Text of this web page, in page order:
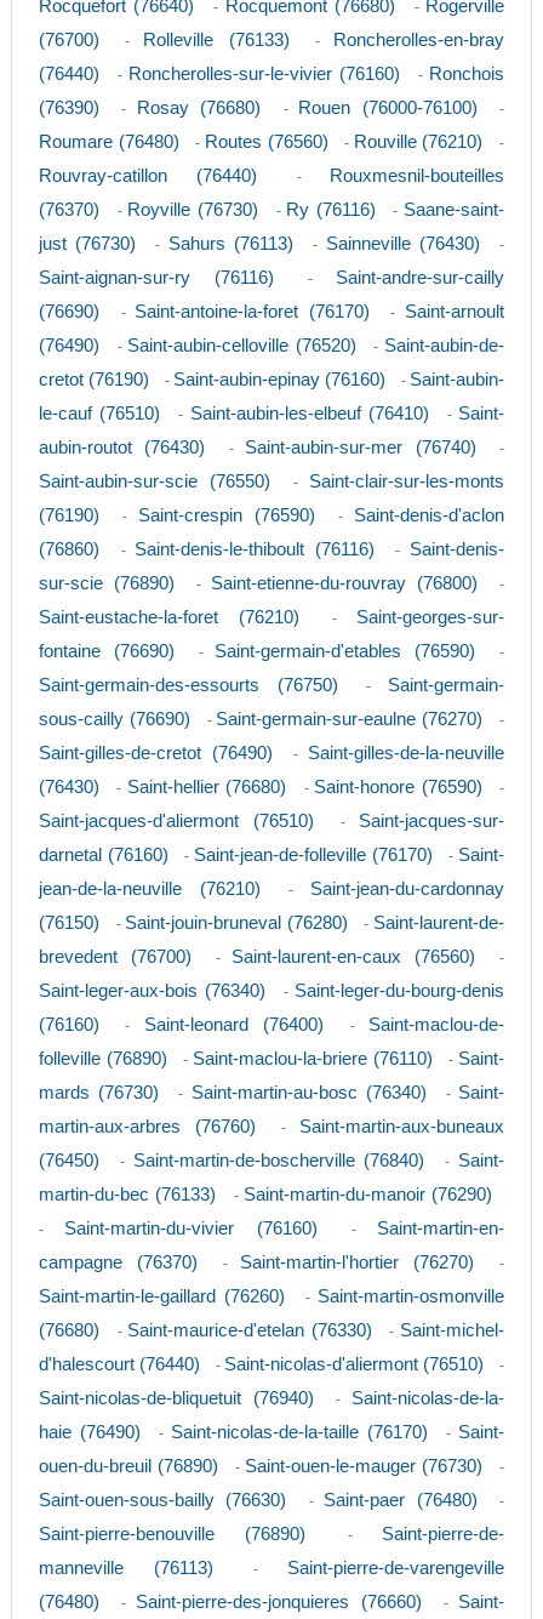
Rocquefort (76640) - Rocquemont (76680) - Rogerville
(76700)
- Rolleville (76133) -
Roncherolles-en-bray
(76440)
- Roncherolles-sur-le-vivier (76160) - Ronchois
(76390)
- Rosay (76680) - Rouen (76000-76100) -
Roumare (76480) - Routes (76560) - Rouville (76210) -
Rouvray-catillon (76440) -
Rouxmesnil-bouteilles
(76370)
- Royville (76730) - Ry (76116) - Saane-saint-
just (76730)
- Sahurs (76113) - Sainneville (76430) -
Saint-aignan-sur-ry (76116) - Saint-andre-sur-cailly
(76690)
- Saint-antoine-la-foret (76170) - Saint-arnoult
(76490)
- Saint-aubin-celloville (76520) - Saint-aubin-de-
cretot (76190)
- Saint-aubin-epinay (76160) - Saint-aubin-
le-cauf (76510)
- Saint-aubin-les-elbeuf (76410) - Saint-
aubin-routot (76430)
- Saint-aubin-sur-mer (76740) -
Saint-aubin-sur-scie (76550) - Saint-clair-sur-les-monts
(76190)
- Saint-crespin (76590) - Saint-denis-d'aclon
(76860)
- Saint-denis-le-thiboult (76116) - Saint-denis-
sur-scie (76890)
- Saint-etienne-du-rouvray (76800) -
Saint-eustache-la-foret (76210) - Saint-georges-sur-
fontaine (76690)
- Saint-germain-d'etables (76590) -
Saint-germain-des-essourts (76750) - Saint-germain-
sous-cailly (76690)
- Saint-germain-sur-eaulne (76270) -
Saint-gilles-de-cretot (76490) - Saint-gilles-de-la-neuville
(76430)
- Saint-hellier (76680) - Saint-honore (76590) -
Saint-jacques-d'aliermont (76510) - Saint-jacques-sur-
darnetal (76160)
- Saint-jean-de-folleville (76170) - Saint-
jean-de-la-neuville (76210)
- Saint-jean-du-cardonnay
(76150)
- Saint-jouin-bruneval (76280) - Saint-laurent-de-
brevedent (76700)
- Saint-laurent-en-caux (76560) -
Saint-leger-aux-bois (76340) - Saint-leger-du-bourg-denis
(76160)
- Saint-leonard (76400) - Saint-maclou-de-
folleville (76890)
- Saint-maclou-la-briere (76110) - Saint-
mards (76730)
- Saint-martin-au-bosc (76340) - Saint-
martin-aux-arbres (76760)
- Saint-martin-aux-buneaux
(76450)
- Saint-martin-de-boscherville (76840) - Saint-
martin-du-bec (76133)
- Saint-martin-du-manoir (76290)
- Saint-martin-du-vivier (76160) - Saint-martin-en-
campagne (76370)
- Saint-martin-l'hortier (76270) -
Saint-martin-le-gaillard (76260) - Saint-martin-osmonville
(76680)
- Saint-maurice-d'etelan (76330) - Saint-michel-
d'halescourt (76440)
- Saint-nicolas-d'aliermont (76510) -
Saint-nicolas-de-bliquetuit (76940) - Saint-nicolas-de-la-
haie (76490)
- Saint-nicolas-de-la-taille (76170) - Saint-
ouen-du-breuil (76890)
- Saint-ouen-le-mauger (76730) -
Saint-ouen-sous-bailly (76630) - Saint-paer (76480) -
Saint-pierre-benouville (76890) - Saint-pierre-de-
manneville (76113)
- Saint-pierre-de-varengeville
(76480)
- Saint-pierre-des-jonquieres (76660) - Saint-